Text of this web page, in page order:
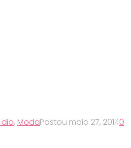
, ModaPostou maio 27, 20140